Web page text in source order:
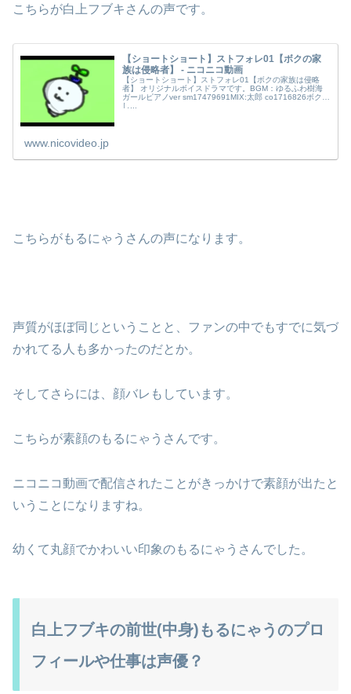
こちらが白上フブキさんの声です。
【ショートショート】ストフォレ01【ボクの家
族は侵略者】 - ニコニコ動画
【ショートショート】ストフォレ01【ボクの家族は侵略
者】 オリジナルボイスドラマです。BGM：ゆるふわ樹海
ガールピアノver sm17479691MIX:太郎 co1716826ボク:
し...
www.nicovideo.jp
こちらがもるにゃうさんの声になります。
声質がほぼ同じということと、ファンの中でもすでに気づ
かれてる人も多かったのだとか。
そしてさらには、顔バレもしています。
こちらが素顔のもるにゃうさんです。
ニコニコ動画で配信されたことがきっかけで素顔が出たと
いうことになりますね。
幼くて丸顔でかわいい印象のもるにゃうさんでした。
白上フブキの前世(中身)もるにゃうのプロ
フィールや仕事は声優？